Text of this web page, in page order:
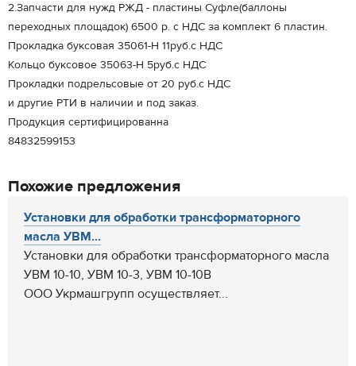
2.Запчасти для нужд РЖД - пластины Суфле(баллоны
переходных площадок) 6500 р. с НДС за комплект 6 пластин.
Прокладка буксовая 35061-Н 11руб.с НДС
Кольцо буксовое 35063-Н 5руб.с НДС
Прокладки подрельсовые от 20 руб.с НДС
и другие РТИ в наличии и под заказ.
Продукция сертифицированна
84832599153
Похожие предложения
Установки для обработки трансформаторного
масла УВМ...
Установки для обработки трансформаторного масла
УВМ 10-10, УВМ 10-3, УВМ 10-10В
ООО Укрмашгрупп осуществляет...